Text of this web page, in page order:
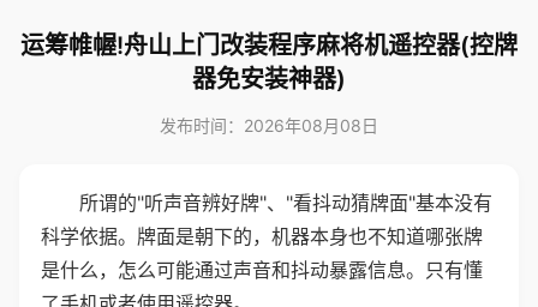
运筹帷幄!舟山上门改装程序麻将机遥控器(控牌
器免安装神器)
发布时间：2026年08月08日
所谓的"听声音辨好牌"、"看抖动猜牌面"基本没有
科学依据。牌面是朝下的，机器本身也不知道哪张牌
是什么，怎么可能通过声音和抖动暴露信息。只有懂